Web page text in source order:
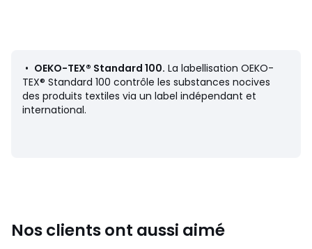
50 x 70 cm
• OEKO-TEX® Standard 100. La labellisation OEKO-
TEX® Standard 100 contrôle les substances nocives
des produits textiles via un label indépendant et
international.
Nos clients ont aussi aimé